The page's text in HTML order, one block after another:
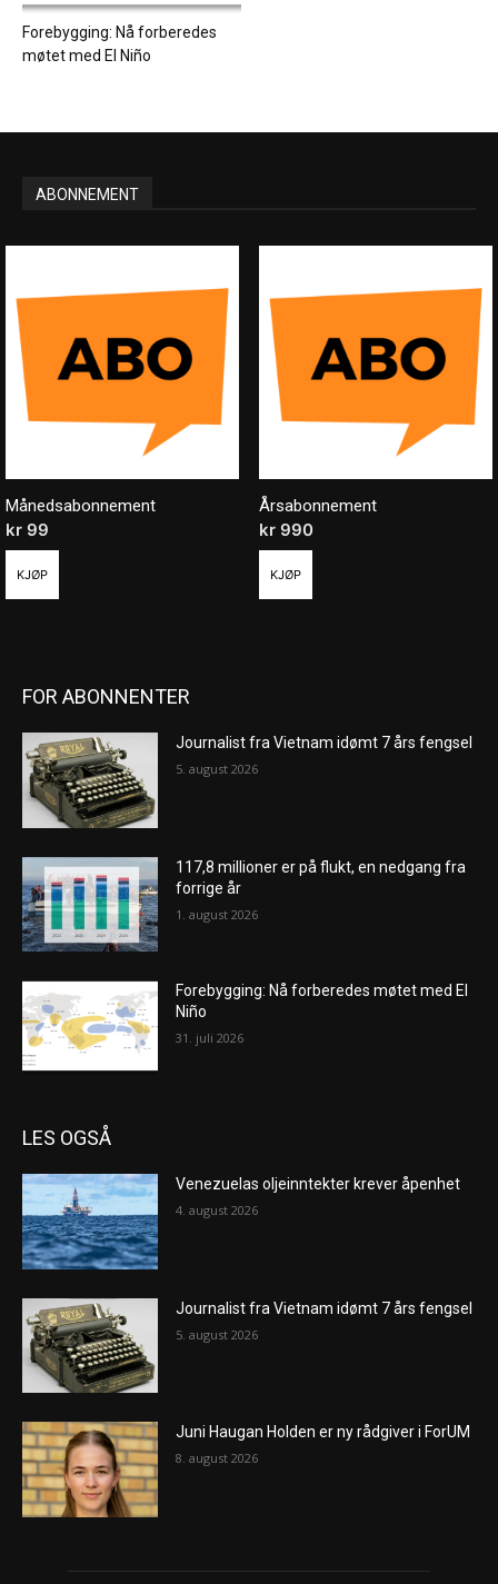
Forebygging: Nå forberedes
møtet med El Niño
ABONNEMENT
Månedsabonnement
kr 99
KJØP
Årsabonnement
kr990
KJØP
FOR ABONNENTER
Journalist fra Vietnam idømt 7 års fengsel
5. august 2026
117,8 millioner er på flukt, en nedgang fra
forrige år
1. august 2026
Forebygging: Nå forberedes møtet med El
Niño
31. juli 2026
LES OGSÅ
Venezuelas oljeinntekter krever åpenhet
4. august 2026
Journalist fra Vietnam idømt 7 års fengsel
5. august 2026
Juni Haugan Holden er ny rådgiver i ForUM
8. august 2026